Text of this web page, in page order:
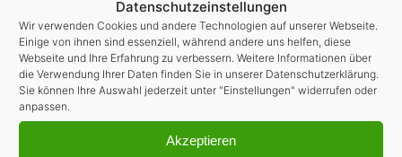
Datenschutzeinstellungen
Wir verwenden Cookies und andere Technologien auf unserer Webseite.
Einige von ihnen sind essenziell, während andere uns helfen, diese
Webseite und Ihre Erfahrung zu verbessern. Weitere Informationen über
die Verwendung Ihrer Daten finden Sie in unserer Datenschutzerklärung
Sie können Ihre Auswahl jederzeit unter "Einstellungen" widerrufen oder
anpassen.
Akzeptieren
www.p1print.de
akzeptieren und diesen Inhalt zu aktivieren